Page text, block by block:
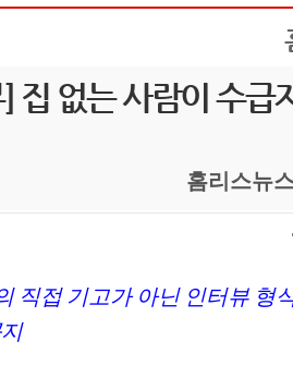
집 없는 사람이 수급
홈리스뉴
직접 기고가 아닌 인터뷰 형